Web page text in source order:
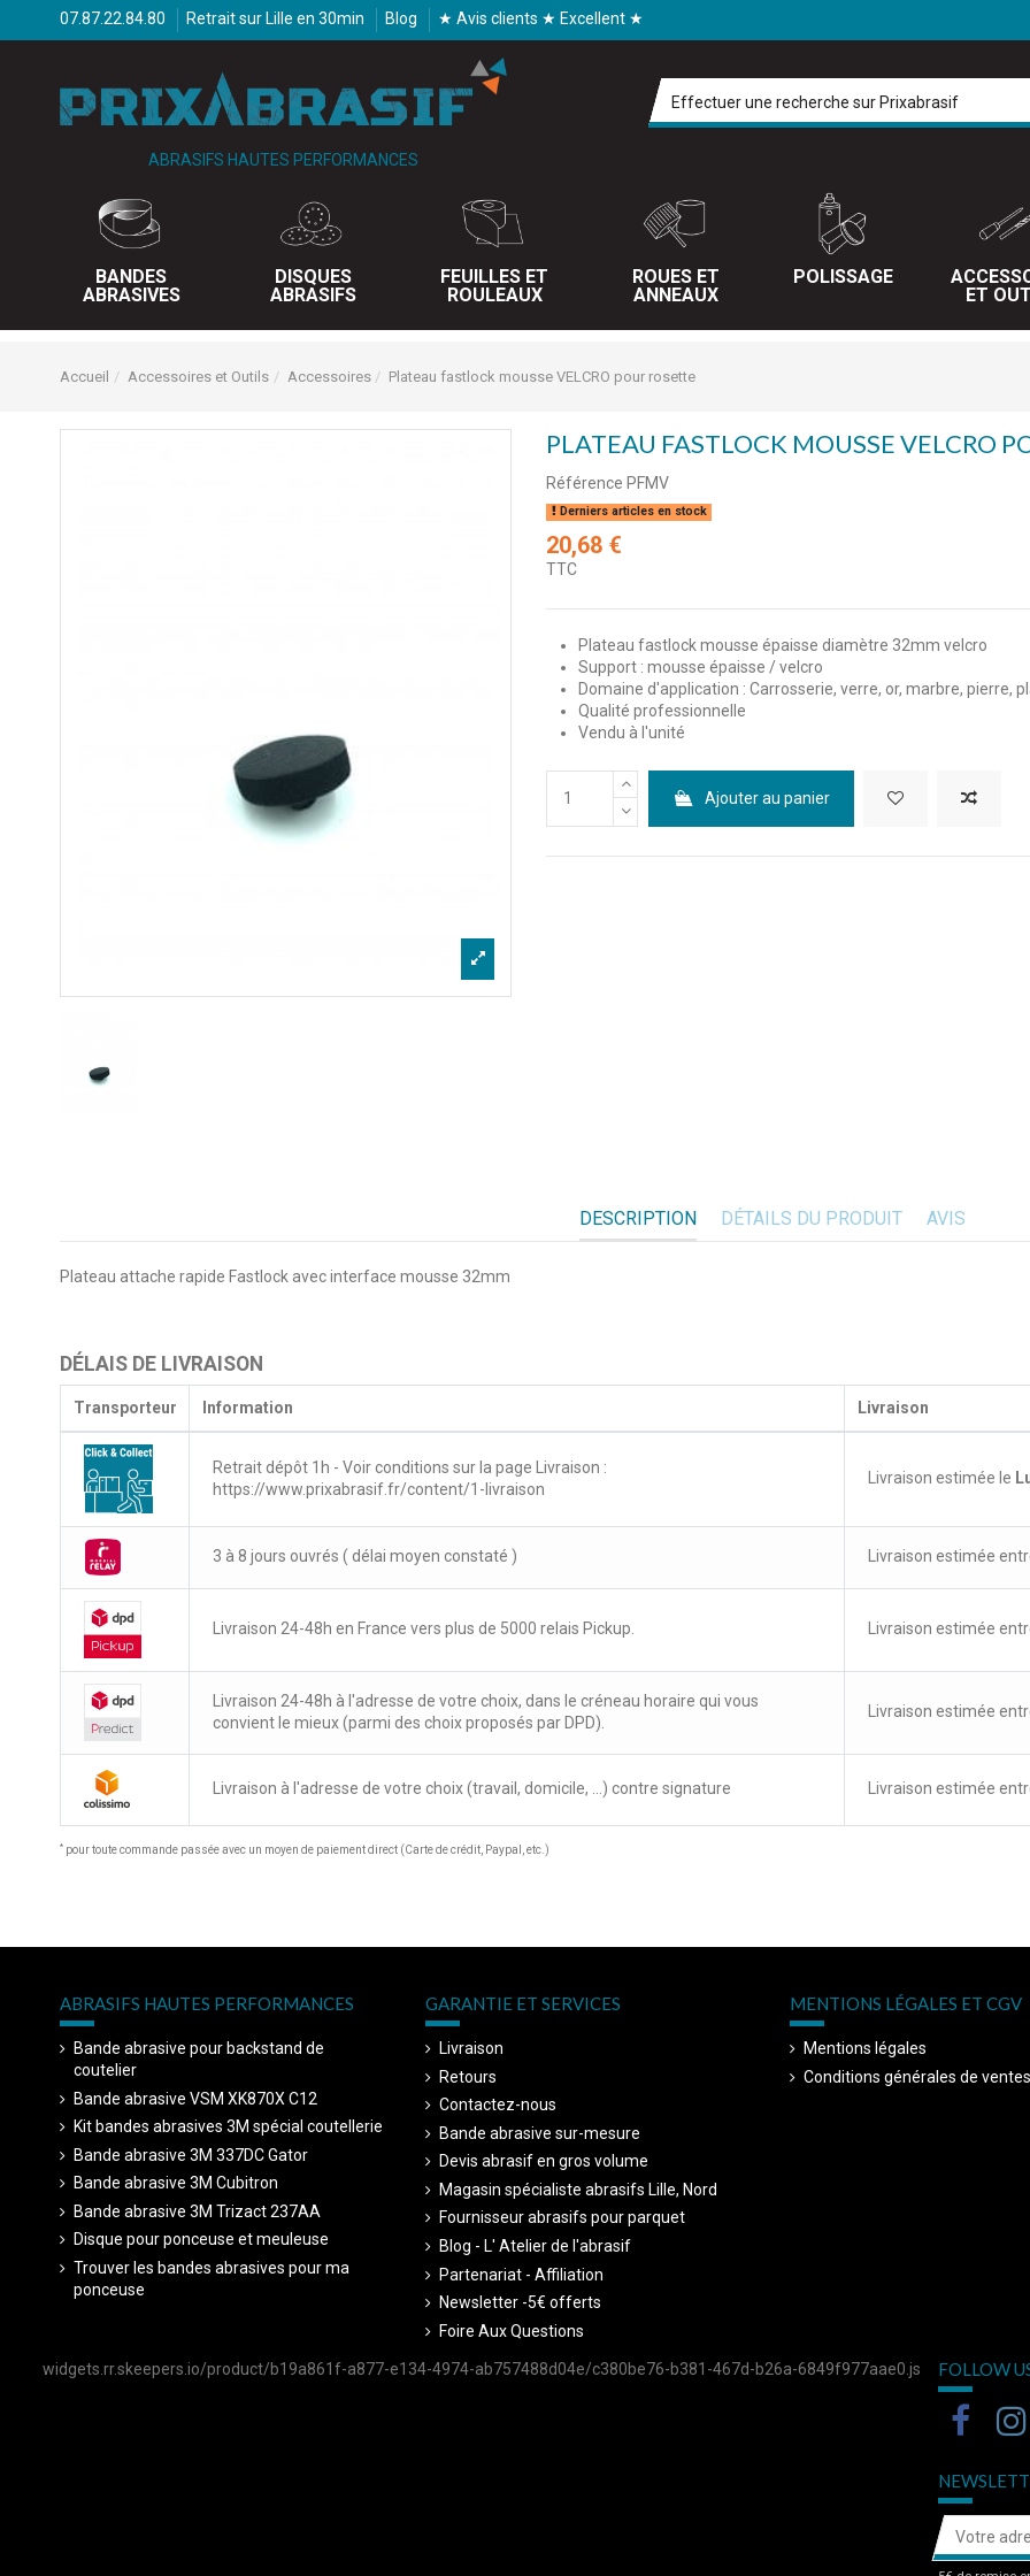
07.87.22.84.80 Retrait sur Lille en 30min Blog ★ Avis clients ★ Excellent ★
ABRASIFS HAUTES PERFORMANCES
BANDES
ABRASIVES
DISQUES
ABRASIFS
FEUILLES ET
ROULEAUX
ROUES ET
ANNEAUX
POLISSAGE
ET
Accueil Accessoires et Outils Accessoires Plateau fastlock mousse VELCRO pour rosette
PLATEAU FASTLOCK MOUSSE VELCRO
Référence PFMV
Derniers articles en stock
20,68 €
TTC
Plateau fastlock mousse épaisse diamètre 32mm velcro
Support : mousse épaisse / velcro
Domaine d'application : Carrosserie, verre, or, marbre, pierre,
Qualité professionnelle
Vendu à l'unité
Ajouter au panier
DESCRIPTION DÉTAILS DU PRODUIT AVIS
Plateau attache rapide Fastlock avec interface mousse 32mm
DÉLAIS DE LIVRAISON
Transporteur Information Livraison
Retrait dépôt 1h - Voir conditions sur la page Livraison :
https://www.prixabrasif.fr/content/1-livraison
Livraison estimée le
3 à 8 jours ouvrés ( délai moyen constaté ) Livraison estimée
Livraison 24-48h en France vers plus de 5000 relais Pickup. Livraison estimée
Livraison 24-48h à l'adresse de votre choix, dans le créneau horaire qui vous
convient le mieux (parmi des choix proposés par DPD).
Livraison estimée
Livraison à l'adresse de votre choix (travail, domicile, ...) contre signature Livraison estimée
* pour toute commande passée avec un moyen de paiement direct (Carte de crédit, Paypal, etc.)
ABRASIFS HAUTES PERFORMANCES
Bande abrasive pour backstand de
coutelier
Bande abrasive VSM XK870X C12
Kit bandes abrasives 3M spécial coutellerie
Bande abrasive 3M 337DC Gator
Bande abrasive 3M Cubitron
Bande abrasive 3M Trizact 237AA
Disque pour ponceuse et meuleuse
Trouver les bandes abrasives pour ma
ponceuse
GARANTIE ET SERVICES
Livraison
Retours
Contactez-nous
Bande abrasive sur-mesure
Devis abrasif en gros volume
Magasin spécialiste abrasifs Lille, Nord
Fournisseur abrasifs pour parquet
Blog - L' Atelier de l'abrasif
Partenariat - Affiliation
Newsletter -5€ offerts
Foire Aux Questions
MENTIONS LÉGALES ET CGV
Mentions légales
Conditions générales de ventes
widgets.rr.skeepers.io/product/b19a861f-a877-e134-4974-ab757488d04e/c380be76-b381-467d-b26a-6849f977aae0.js FOLLOW